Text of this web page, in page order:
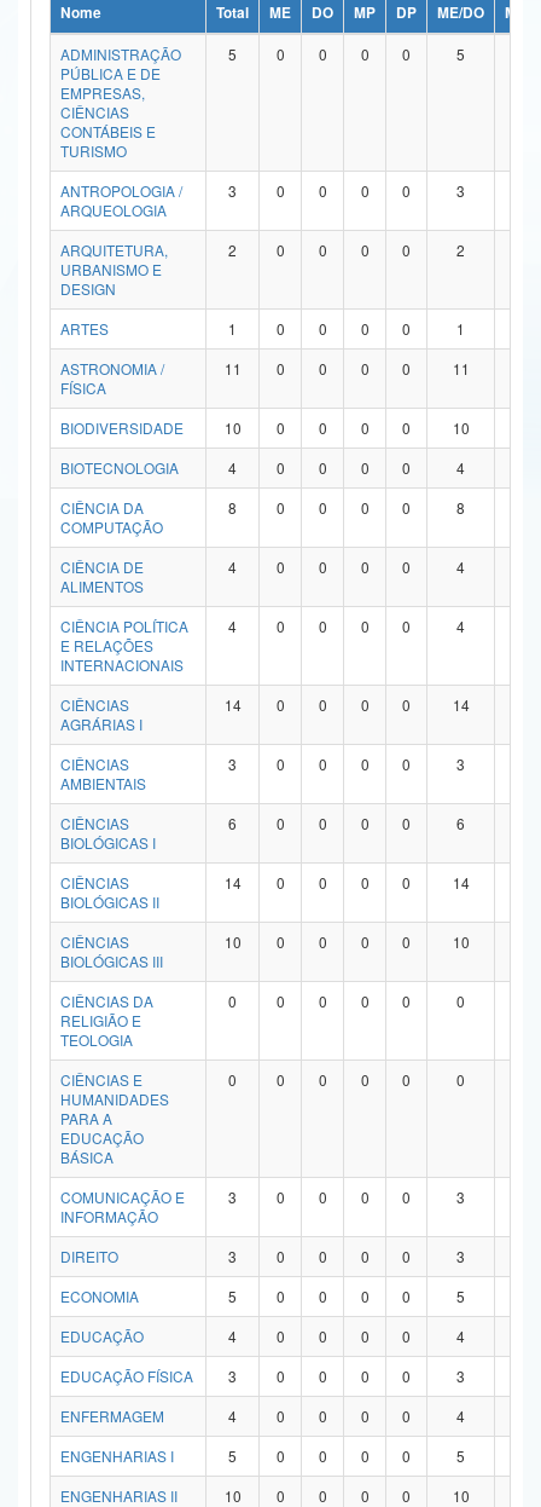
Ministério da Ciência, Tecnologia, Inovações e Comunicações
Ministério do Meio Ambiente
Ministério do Turismo
Ministério do Desenvolvimento Regional
Controladoria-Geral da União
Ministério da Mulher, da Família e dos Direitos Humanos
Secretaria de Governo
Advocacia-Geral da União
Banco Central do Brasil
Nome Total ME DO MP DP ME/DO
MP/
ADMINISTRAÇÃO
PÚBLICA E DE
EMPRESAS,
CIÊNCIAS
CONTÁBEIS E
TURISMO
5 0 0 0 0 5
ANTROPOLOGIA /
ARQUEOLOGIA
3 0 0 0 0 3
ARQUITETURA,
URBANISMO E
DESIGN
2 0 0 0 0 2
ARTES 1 0 0 0 0 1
ASTRONOMIA /
FÍSICA
11 0 0 0 0 11
BIODIVERSIDADE 10 0 0 0 0 10
BIOTECNOLOGIA
4 0 0 0 0 4
CIÊNCIA DA
COMPUTAÇÃO
8 0 0 0 0 8
CIÊNCIA DE
ALIMENTOS
4 0 0 0 0 4
CIÊNCIA POLÍTICA
E RELAÇÕES
INTERNACIONAIS
4 0 0 0 0 4
CIÊNCIAS
AGRÁRIAS I
14 0 0 0 0 14
CIÊNCIAS
AMBIENTAIS
3 0 0 0 0 3
CIÊNCIAS
BIOLÓGICAS I
6 0 0 0 0 6
CIÊNCIAS
BIOLÓGICAS II
14 0 0 0 0 14
CIÊNCIAS
BIOLÓGICAS III
10 0 0 0 0 10
CIÊNCIAS DA
RELIGIÃO E
TEOLOGIA
0 0 0 0 0 0
CIÊNCIAS E
HUMANIDADES
PARA A
EDUCAÇÃO
BÁSICA
0 0 0 0 0 0
COMUNICAÇÃO E
INFORMAÇÃO
3 0 0 0 0 3
DIREITO 3 0 0 0 0 3
ECONOMIA
5 0 0 0 0 5
EDUCAÇÃO
4 0 0 0 0 4
EDUCAÇÃO FÍSICA
3 0 0 0 0 3
ENFERMAGEM
4 0 0 0 0 4
ENGENHARIAS I
5 0 0 0 0 5
ENGENHARIAS II
10 0 0 0 0 10